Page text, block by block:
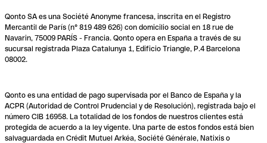
Qonto SA es una Société Anonyme francesa, inscrita en el Registro
Mercantil de París (n° 819 489 626) con domicilio social en 18 rue de
Navarin, 75009 PARÍS - Francia. Qonto opera en España a través de su
sucursal registrada Plaza Catalunya 1, Edificio Triangle, P.4 Barcelona
08002.
Qonto es una entidad de pago supervisada por el Banco de España y la
ACPR (Autoridad de Control Prudencial y de Resolución), registrada bajo el
número CIB 16958. La totalidad de los fondos de nuestros clientes está
protegida de acuerdo a la ley vigente. Una parte de estos fondos está bien
salvaguardada en Crédit Mutuel Arkéa, Société Générale, Natixis o